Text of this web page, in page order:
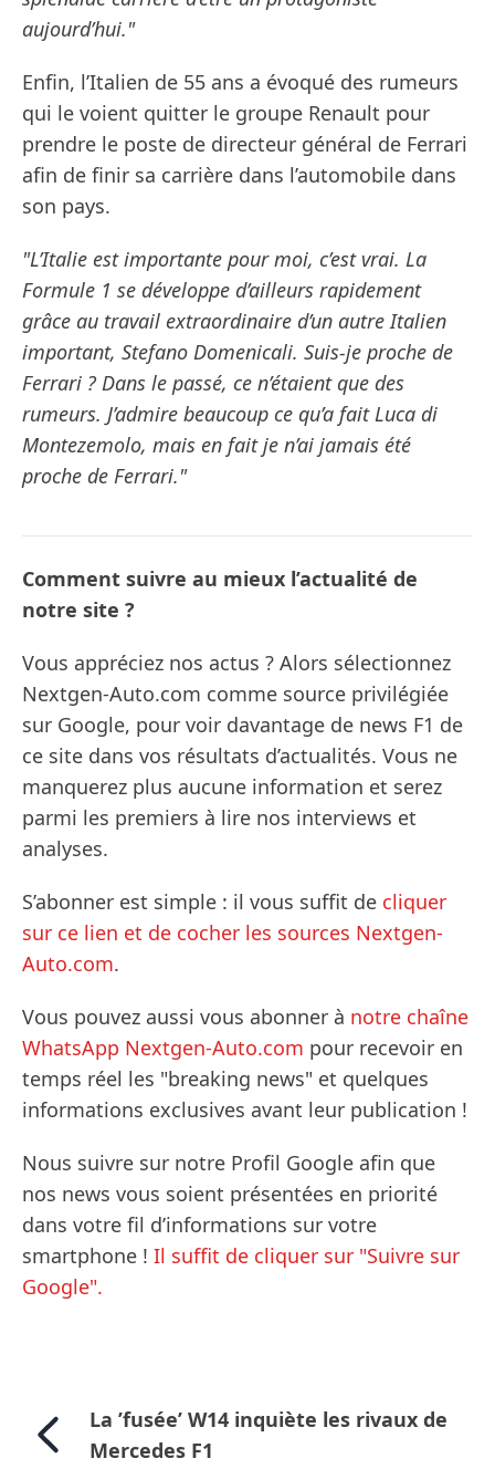
aujourd’hui."
Enfin, l’Italien de 55 ans a évoqué des rumeurs
qui le voient quitter le groupe Renault pour
prendre le poste de directeur général de Ferrari
afin de finir sa carrière dans l’automobile dans
son pays.
"L’Italie est importante pour moi, c’est vrai. La
Formule 1 se développe d’ailleurs rapidement
grâce au travail extraordinaire d’un autre Italien
important, Stefano Domenicali. Suis-je proche de
Ferrari ? Dans le passé, ce n’étaient que des
rumeurs. J’admire beaucoup ce qu’a fait Luca di
Montezemolo, mais en fait je n’ai jamais été
proche de Ferrari."
Comment suivre au mieux l’actualité de
notre site ?
Vous appréciez nos actus ? Alors sélectionnez
Nextgen-Auto.com comme source privilégiée
sur Google, pour voir davantage de news F1 de
ce site dans vos résultats d’actualités. Vous ne
manquerez plus aucune information et serez
parmi les premiers à lire nos interviews et
analyses.
S’abonner est simple : il vous suffit de cliquer
sur ce lien et de cocher les sources Nextgen-
Auto.com.
Vous pouvez aussi vous abonner à notre chaîne
WhatsApp Nextgen-Auto.com pour recevoir en
temps réel les "breaking news" et quelques
informations exclusives avant leur publication !
Nous suivre sur notre Profil Google afin que
nos news vous soient présentées en priorité
dans votre fil d’informations sur votre
smartphone ! Il suffit de cliquer sur "Suivre sur
Google".
La ’fusée’ W14 inquiète les rivaux de
Mercedes F1